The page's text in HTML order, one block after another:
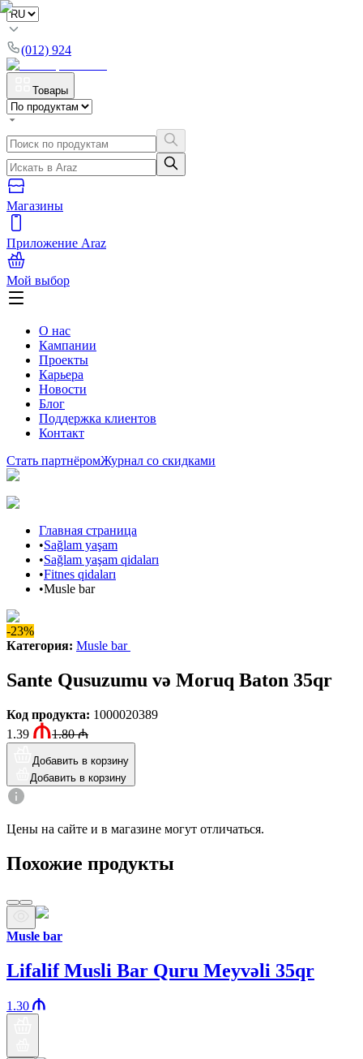
(012) 924
Товары
Магазины
Приложение Araz
Мой выбор
О нас
Кампании
Проекты
Карьера
Новости
Блог
Поддержка клиентов
Контакт
Стать партнёромЖурнал со скидками
Главная страница
•Sağlam yaşam
•Sağlam yaşam qidaları
•Fitnes qidaları
•Musle bar
-23%
Категория: Musle bar
Sante Qusuzumu və Moruq Baton 35qr
Код продукта: 1000020389
1.39
1.80₼
Добавить в корзину
Добавить в корзину
Цены на сайте и в магазине могут отличаться.
Похожие продукты
Musle bar
Lifalif Musli Bar Quru Meyvəli 35qr
1.30